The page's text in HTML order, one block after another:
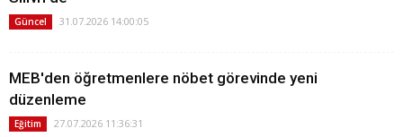
Güncel 31.07.2026 14:00:05
MEB'den öğretmenlere nöbet görevinde yeni
düzenleme
Eğitim 27.07.2026 11:36:31